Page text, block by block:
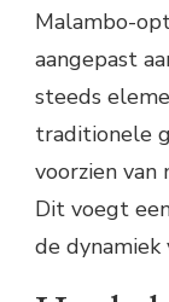
Malambo-
aangepast
steeds
traditionele
voorzien van
Dit voegt
de dynamiek